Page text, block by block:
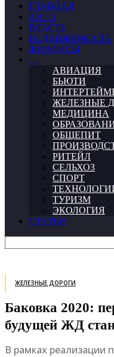
ГЛАВНАЯ
АВТО
ВЛАСТЬ
НЕДВИЖИМОСТЬ
ФИНАНСЫ
…
АВИАЦИЯ
БЬЮТИ
ЖЕЛЕЗНЫЕ
МЕДИЦИНА
ОБЩЕПИТ
РИТЕЙЛ
СЕЛЬХОЗ
СПОРТ
ТУРИЗМ
ЭКОЛОГИЯ
СТАТЬИ
ЖЕЛЕЗНЫЕ ДОРОГИ
Баковка 2020:
будущей ЖД
В рамках